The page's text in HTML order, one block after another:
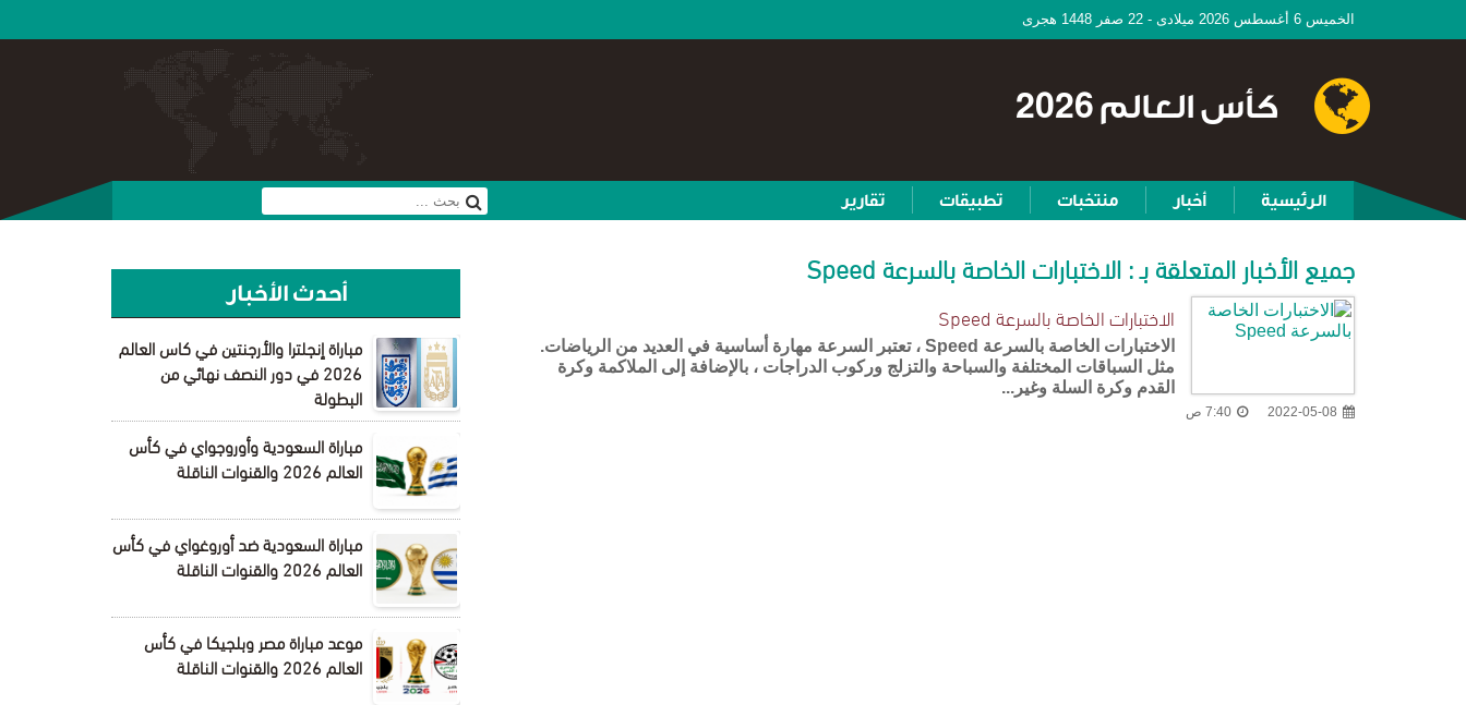
الخميس 6 أغسطس 2026 ميلادى - 22 صفر 1448 هجرى
كأس العالم 2026
الرئيسية أخبار منتخبات تطبيقات تقارير
جميع الأخبار المتعلقة بـ : الاختبارات الخاصة بالسرعة Speed
الاختبارات الخاصة بالسرعة Speed
الاختبارات الخاصة بالسرعة Speed ، تعتبر السرعة مهارة أساسية في العديد من الرياضات.
مثل السباقات المختلفة والسباحة والتزلج وركوب الدراجات ، بالإضافة إلى الملاكمة وكرة
القدم وكرة السلة وغير...
2022-05-08 7:40 ص
أحدث الأخبار
مباراة إنجلترا والأرجنتين في كاس العالم
2026 في دور النصف نهائي من
البطولة
مباراة السعودية وأوروجواي في كأس
العالم 2026 والقنوات الناقلة
مباراة السعودية ضد أوروغواي في كأس
العالم 2026 والقنوات الناقلة
موعد مباراة مصر وبلجيكا في كأس
العالم 2026 والقنوات الناقلة